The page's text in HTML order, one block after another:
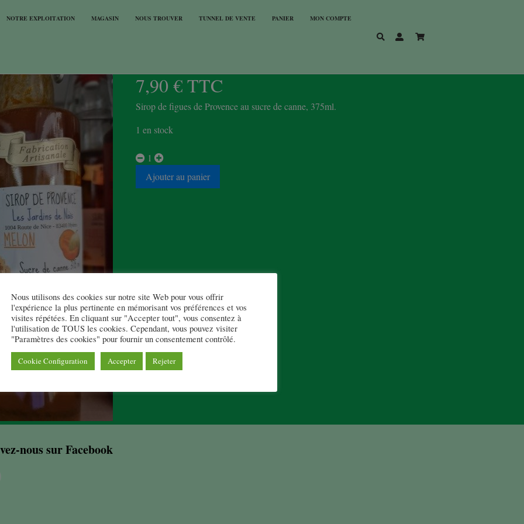
NOTRE EXPLOITATION MAGASIN NOUS TROUVER TUNNEL DE VENTE PANIER MON COMPTE
7,90 € TTC
Sirop de figues de Provence au sucre de canne, 375ml.
1 en stock
1
Ajouter au panier
nous sur Facebook
Nous utilisons des cookies sur notre site Web pour vous offrir
l'expérience la plus pertinente en mémorisant vos préférences et vos
visites répétées. En cliquant sur "Accepter tout", vous consentez à
l'utilisation de TOUS les cookies. Cependant, vous pouvez visiter
"Paramètres des cookies" pour fournir un consentement contrôlé.
Cookie Configuration Accepter Rejeter